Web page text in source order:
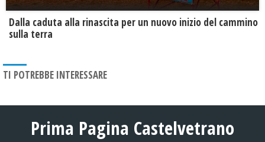
Dalla caduta alla rinascita per un nuovo inizio del cammino
sulla terra
TI POTREBBE INTERESSARE
Prima Pagina Castelvetrano